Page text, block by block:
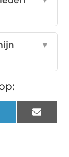
▼
LinkedIn Email